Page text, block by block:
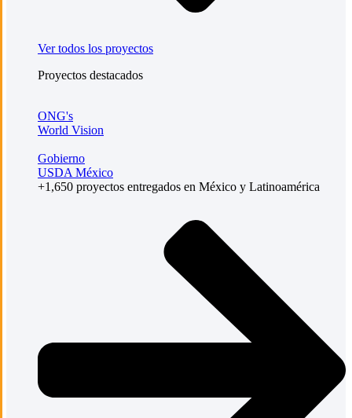
Ver todos los proyectos
Proyectos destacados
ONG's
World Vision
Gobierno
USDA México
+1,650 proyectos entregados en México y Latinoamérica